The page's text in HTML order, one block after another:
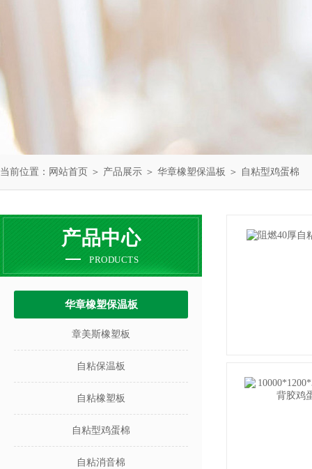
当前位置： 网站首页 ＞ 产品展示 ＞ 华章橡塑保温板 ＞ 自粘型鸡蛋棉
产品中心
PRODUCTS
华章橡塑保温板
章美斯橡塑板
自粘保温板
自粘橡塑板
自粘型鸡蛋棉
自粘消音棉